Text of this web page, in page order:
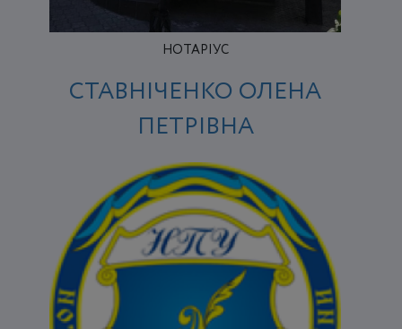
НОТАРІУС
СТАВНІЧЕНКО ОЛЕНА
ПЕТРІВНА